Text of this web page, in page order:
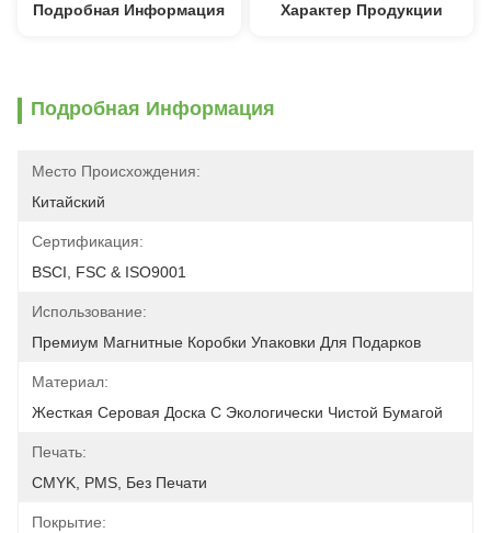
Подробная Информация Характер Продукции
Подробная Информация
Место Происхождения:
Китайский
Сертификация:
BSCI, FSC & ISO9001
Использование:
Премиум Магнитные Коробки Упаковки Для Подарков
Материал:
Жесткая Серовая Доска С Экологически Чистой Бумагой
Печать:
CMYK, PMS, Без Печати
Покрытие: